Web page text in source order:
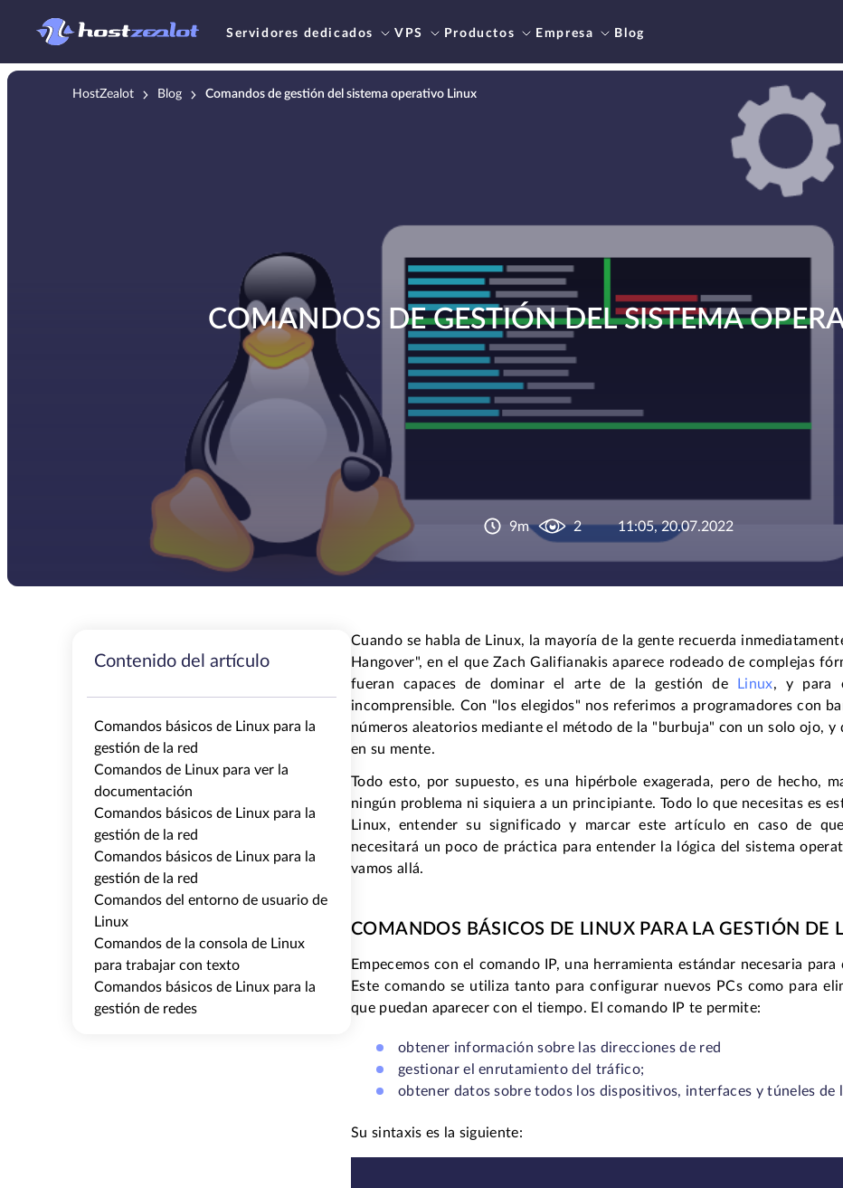
Servidores dedicados VPS Productos Empresa Blog
HostZealot Blog Comandos de gestión del sistema operativo Linux
COMANDOS DE GESTIÓN DEL SISTEMA
9m 2 11:05, 20.07.2022
Contenido del artículo
Comandos básicos de Linux para la
gestión de la red
Comandos de Linux para ver la
documentación
Comandos básicos de Linux para la
gestión de la red
Comandos básicos de Linux para la
gestión de la red
Comandos del entorno de usuario de
Linux
Comandos de la consola de Linux
para trabajar con texto
Comandos básicos de Linux para la
gestión de redes
Cuando se habla de Linux, la mayoría de la gente recuerda
Hangover", en el que Zach Galifianakis aparece rodeado de complejas
fueran capaces de dominar el arte de la gestión de
Linux, y para
incomprensible. Con "los elegidos" nos referimos a programadores con
números aleatorios mediante el método de la "burbuja" con un solo ojo,
en su mente.
Todo esto, por supuesto, es una hipérbole exagerada, pero de hecho,
ningún problema ni siquiera a un principiante. Todo lo que necesitas es
Linux, entender su significado y marcar este artículo en caso de
necesitará un poco de práctica para entender la lógica del sistema
vamos allá.
COMANDOS BÁSICOS DE LINUX PARA LA GESTIÓN DE
Empecemos con el comando IP, una herramienta estándar necesaria
Este comando se utiliza tanto para configurar nuevos PCs como para
que puedan aparecer con el tiempo. El comando IP te permite:
obtener información sobre las direcciones de red
gestionar el enrutamiento del tráfico;
obtener datos sobre todos los dispositivos, interfaces y túneles de
Su sintaxis es la siguiente: